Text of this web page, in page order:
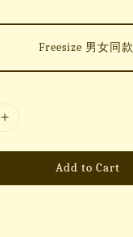
Freesize 男女同款
Add to Cart